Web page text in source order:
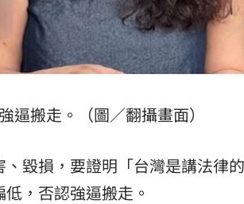
搬走。（圖／翻攝畫面）
毀損，要證明「台灣是講法律
，否認強逼搬走。